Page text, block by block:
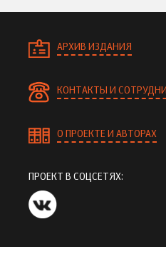
АРХИВ ИЗДАНИЯ
КОНТАКТЫ И
О ПРОЕКТЕ И АВТОРАХ
ПРОЕКТ В СОЦСЕТЯХ: